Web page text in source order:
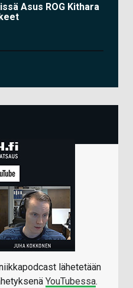
Asus ROG Kithara
lähetetään
YouTubessa.